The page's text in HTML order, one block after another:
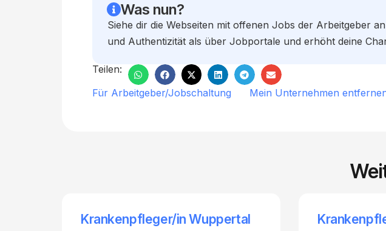
Was nun?
Siehe dir die Webseiten mit offenen Jobs der Arbeitgeber
und Authentizität als über Jobportale und erhöht deine
Teilen:
Für Arbeitgeber/Jobschaltung
Mein Unternehmen
Krankenpfleger/in Wuppertal